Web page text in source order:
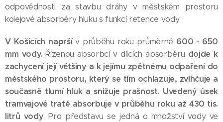
odpovědnosti za stavbu dráhy v městském prostoru
kolejové absorbéry hluku s funkcí retence vody.
V Košicích napršív průběhu roku průměrně 600 - 650
mm vody.Řízenou absorbcí v dílcích absorbéru dojde k
zachycení její většiny a k jejímu zpětnému odpaření do
městského prostoru, který se tím ochlazuje, zvlhčuje a
současně tlumí hluk a snižuje prašnost. Uvedený úsek
tramvajové tratě absorbuje v průběhu roku až 430 tis.
litrů vody. Pro představu se jedná o množství vody ve